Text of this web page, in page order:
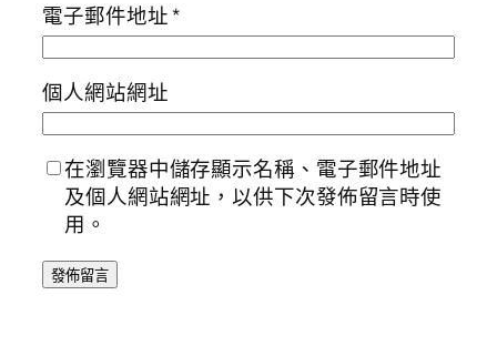
電子郵件地址*
個人網站網址
在瀏覽器中儲存顯示名稱、電子郵件地址
及個人網站網址，以供下次發佈留言時使
用。